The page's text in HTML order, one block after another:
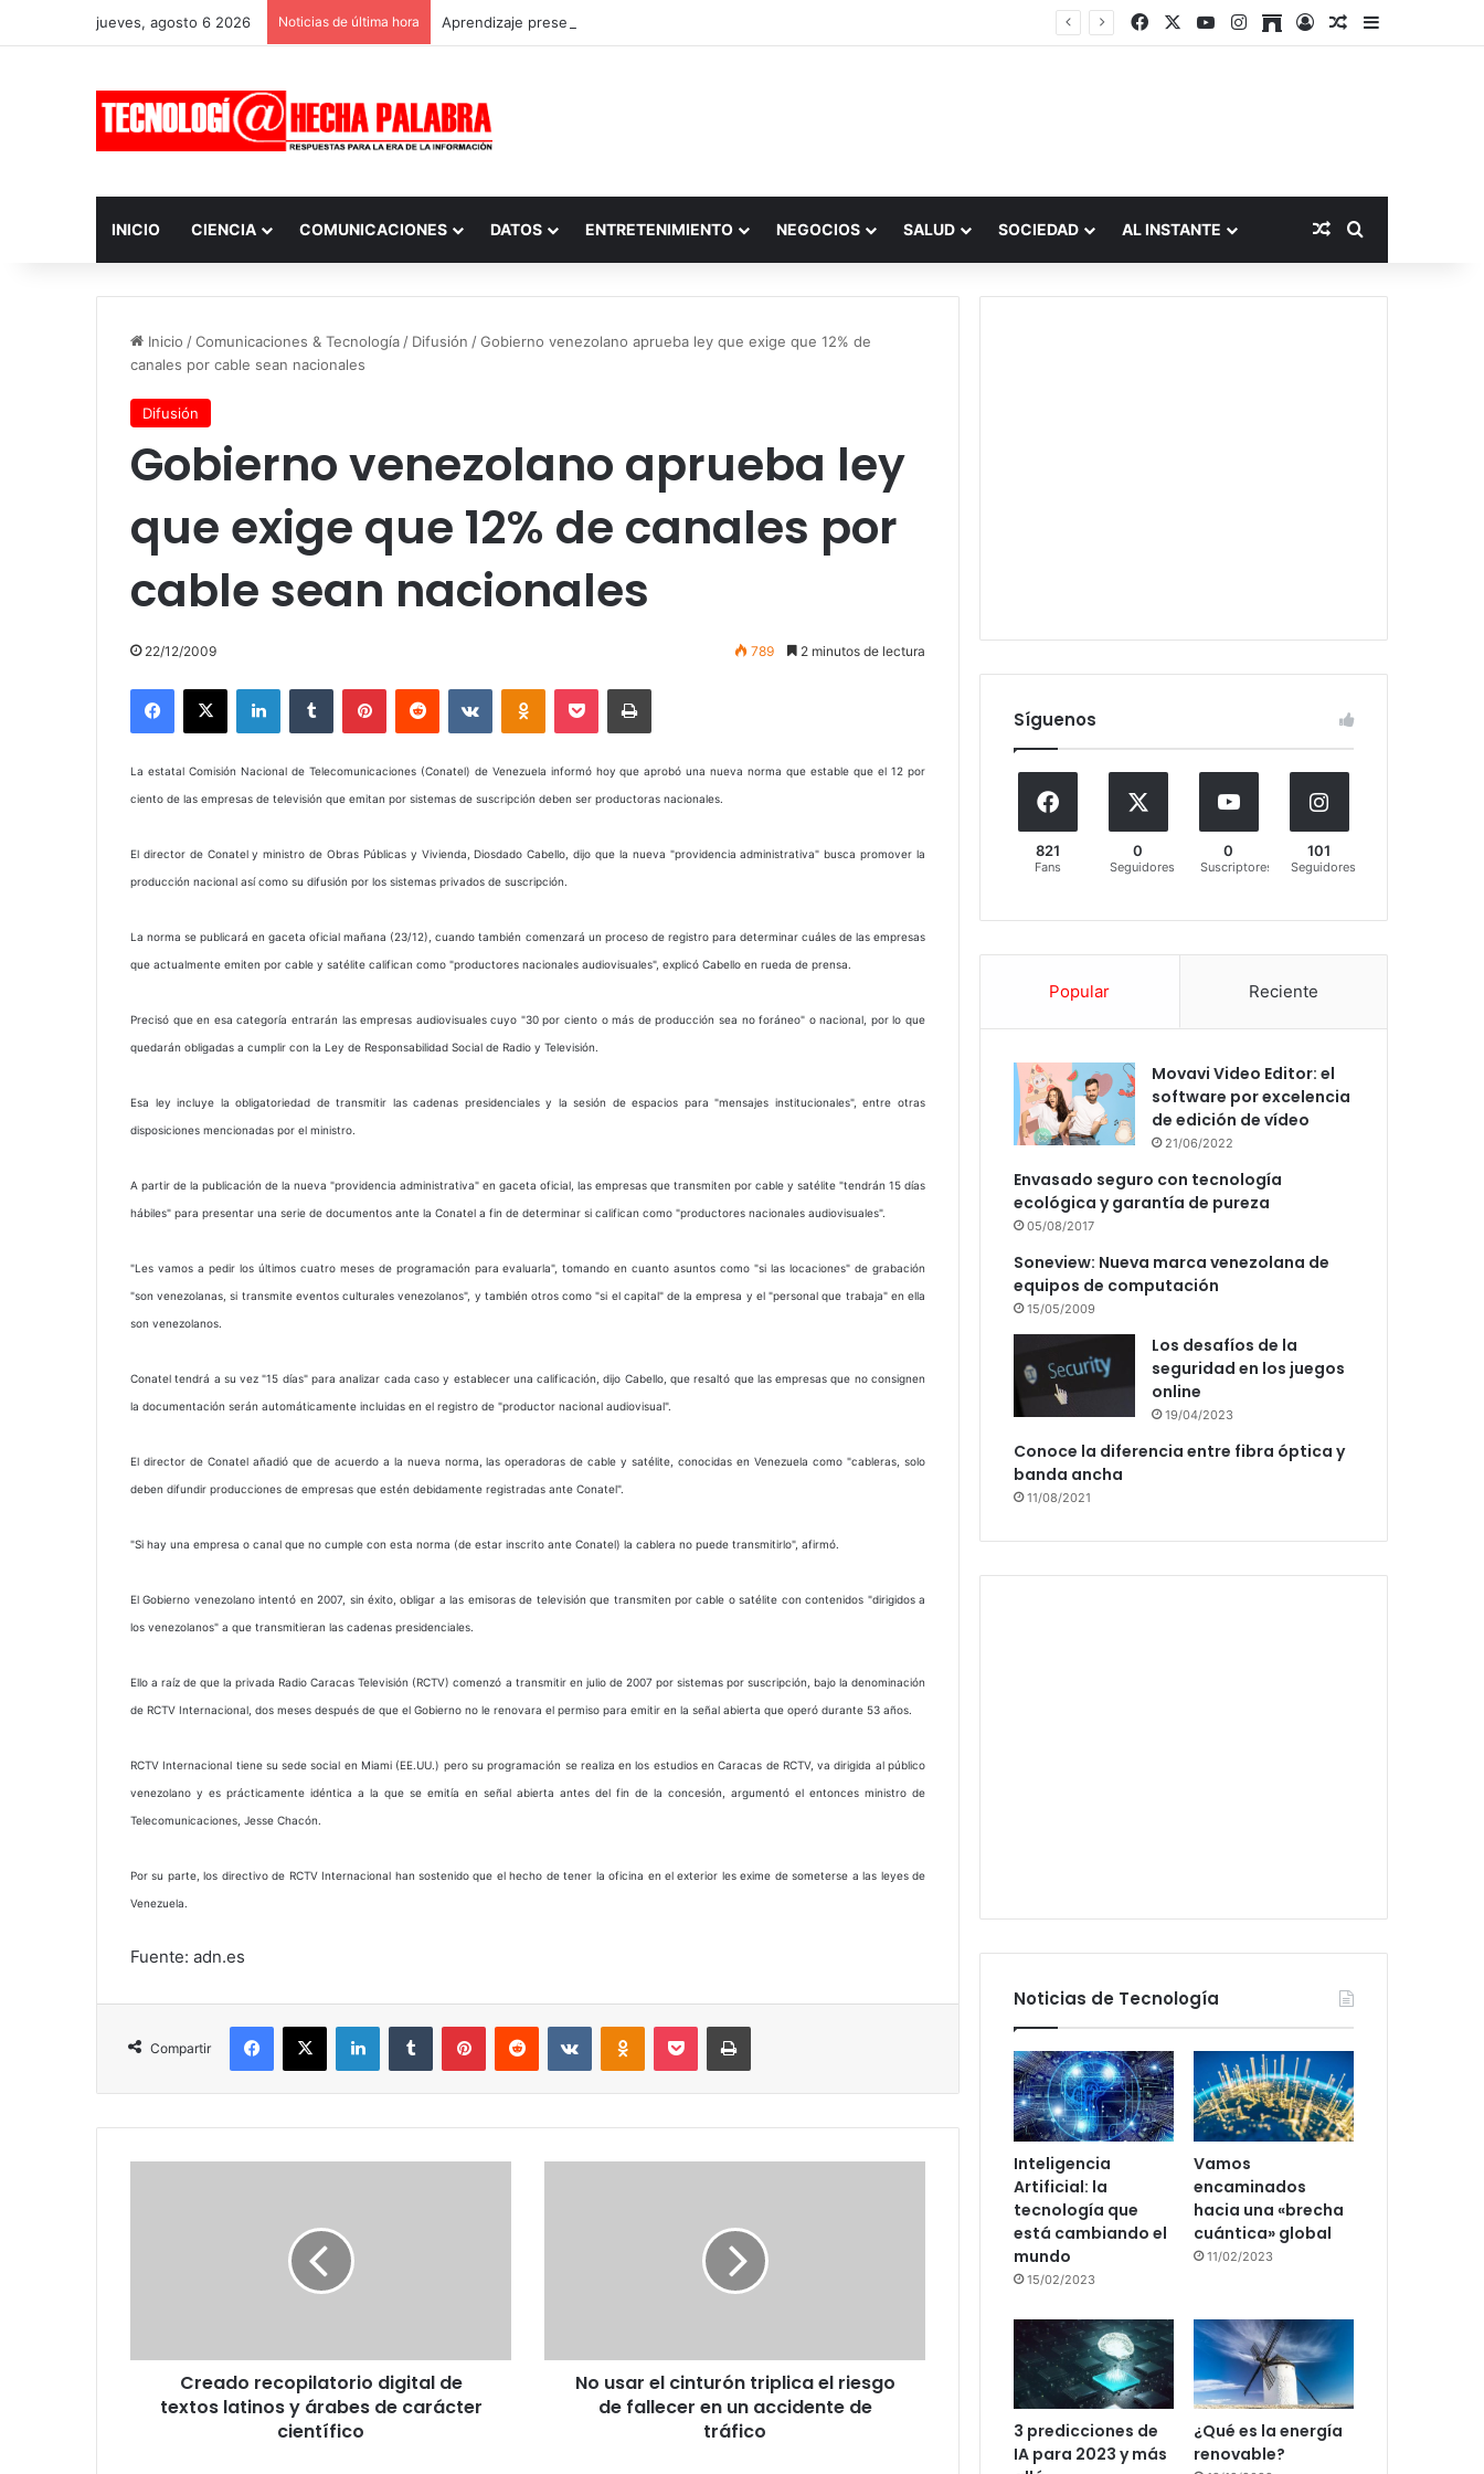
jueves, agosto 6 2026 Noticias de última hora Aprendizaje presencial vs. por internet FacebookYouTubeInstagram
ArchiveAccesoPublicación al
Barra lateral
INICIO CIENCIA COMUNICACIONES DATOS ENTRETENIMIENTO NEGOCIOS SALUD SOCIEDAD AL INSTANTE Publicación al
Buscar por
Inicio /Comunicaciones & Tecnología / Difusión /Gobierno venezolano aprueba ley que exige que 12% de
canales por cable sean nacionales
Difusión
Gobierno venezolano aprueba ley
que exige que 12% de canales por
cable sean nacionales
22/12/2009 789 2 minutos de lectura
Facebook
X LinkedInTumblr PinterestReddit VKontakteOdnoklassniki
Pocket Imprimir
La estatal Comisión Nacional de Telecomunicaciones (Conatel) de Venezuela informó hoy que aprobó una nueva norma que estable que el 12 por
ciento de las empresas de televisión que emitan por sistemas de suscripción deben ser productoras nacionales.
El director de Conatel y ministro de Obras Públicas y Vivienda, Diosdado Cabello, dijo que la nueva "providencia administrativa" busca promover la
producción nacional así como su difusión por los sistemas privados de suscripción.
La norma se publicará en gaceta oficial mañana (23/12), cuando también comenzará un proceso de registro para determinar cuáles de las empresas
que actualmente emiten por cable y satélite califican como "productores nacionales audiovisuales", explicó Cabello en rueda de prensa.
Precisó que en esa categoría entrarán las empresas audiovisuales cuyo "30 por ciento o más de producción sea no foráneo" o nacional, por lo que
quedarán obligadas a cumplir con la Ley de Responsabilidad Social de Radio y Televisión.
Esa ley incluye la obligatoriedad de transmitir las cadenas presidenciales y la sesión de espacios para "mensajes institucionales", entre otras
disposiciones mencionadas por el ministro.
A partir de la publicación de la nueva "providencia administrativa" en gaceta oficial, las empresas que transmiten por cable y satélite "tendrán 15 días
hábiles" para presentar una serie de documentos ante la Conatel a fin de determinar si califican como "productores nacionales audiovisuales".
"Les vamos a pedir los últimos cuatro meses de programación para evaluarla", tomando en cuanto asuntos como "si las locaciones" de grabación
"son venezolanas, si transmite eventos culturales venezolanos", y también otros como "si el capital" de la empresa y el "personal que trabaja" en ella
son venezolanos.
Conatel tendrá a su vez "15 días" para analizar cada caso y establecer una calificación, dijo Cabello, que resaltó que las empresas que no consignen
la documentación serán automáticamente incluidas en el registro de "productor nacional audiovisual".
El director de Conatel añadió que de acuerdo a la nueva norma, las operadoras de cable y satélite, conocidas en Venezuela como "cableras, solo
deben difundir producciones de empresas que estén debidamente registradas ante Conatel".
"Si hay una empresa o canal que no cumple con esta norma (de estar inscrito ante Conatel) la cablera no puede transmitirlo", afirmó.
El Gobierno venezolano intentó en 2007, sin éxito, obligar a las emisoras de televisión que transmiten por cable o satélite con contenidos "dirigidos a
los venezolanos" a que transmitieran las cadenas presidenciales.
Ello a raíz de que la privada Radio Caracas Televisión (RCTV) comenzó a transmitir en julio de 2007 por sistemas por suscripción, bajo la denominación
de RCTV Internacional, dos meses después de que el Gobierno no le renovara el permiso para emitir en la señal abierta que operó durante 53 años.
RCTV Internacional tiene su sede social en Miami (EE.UU.) pero su programación se realiza en los estudios en Caracas de RCTV, va dirigida al público
venezolano y es prácticamente idéntica a la que se emitía en señal abierta antes del fin de la concesión, argumentó el entonces ministro de
Telecomunicaciones, Jesse Chacón.
Por su parte, los directivo de RCTV Internacional han sostenido que el hecho de tener la oficina en el exterior les exime de someterse a las leyes de
Venezuela.
Fuente: adn.es
Compartir
Facebook
X LinkedInTumblr PinterestReddit VKontakteOdnoklassniki
Pocket Imprimir
de
carácter
científico
Creado recopilatorio digital de
textos latinos y árabes de carácter
científico
fallecer
No usar el cinturón triplica el riesgo
de fallecer en un accidente de
tráfico
Síguenos
821
Fans
0
Seguidores
0
Suscriptores
101
Seguidores
Popular Reciente
Movavi Video Editor: el
software por excelencia
de edición de vídeo
21/06/2022
Envasado seguro con tecnología
ecológica y garantía de pureza
05/08/2017
Soneview: Nueva marca venezolana de
equipos de computación
15/05/2009
Los desafíos de la
seguridad en los juegos
online
19/04/2023
Conoce la diferencia entre fibra óptica y
banda ancha
11/08/2021
Noticias de Tecnología
Inteligencia
Artificial: la
tecnología que
está cambiando el
mundo
15/02/2023
Vamos
encaminados
hacia una «brecha
cuántica» global
11/02/2023
3 predicciones de
IA para 2023 y más
¿Qué es la energía
renovable?